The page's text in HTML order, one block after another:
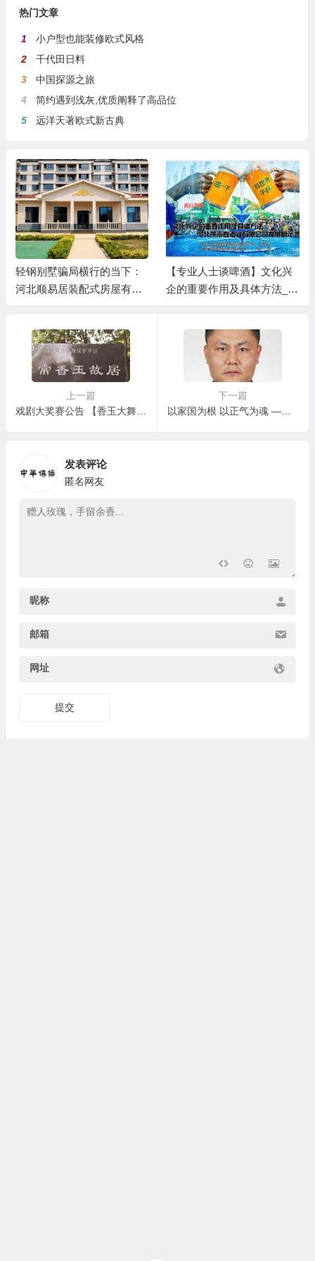
热门文章
1
小户型也能装修欧式风格
2
千代田日料
3
中国探源之旅
4
简约遇到浅灰,优质阐释了高品位
5
远洋天著欧式新古典
轻钢别墅骗局横行的当下：
河北顺易居装配式房屋有限
【专业人士谈啤酒】文化兴
企的重要作用及具体方法__
上一篇
戏剧大奖赛公告 【香玉大舞台 有才你就来】
下一篇
以家国为根 以正气为魂 ——读《擦亮金色名片 锻造优良族风》体会族风传承 湖北省老河口市公安局刑警大队党员民警 娄松灿
发表评论
匿名网友
昵称
邮箱
网址
提交